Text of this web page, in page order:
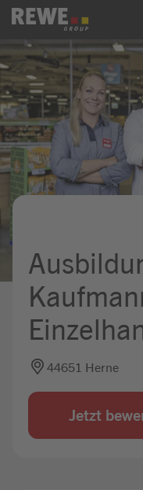
Zum Inhalt springen
REWE
Mein
44651 Herne
Jetzt